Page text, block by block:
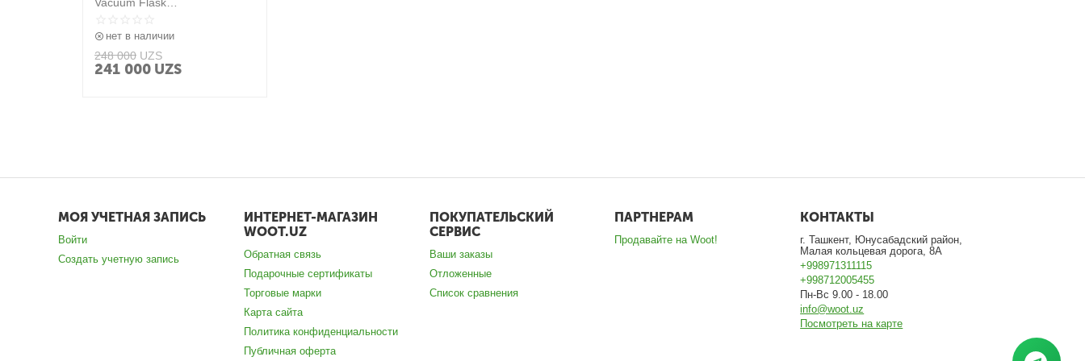
нет в наличии
248 000 UZS
241 000 UZS
МОЯ УЧЕТНАЯ ЗАПИСЬ
Войти
Создать учетную запись
ИНТЕРНЕТ-МАГАЗИН
WOOT.UZ
Обратная связь
Подарочные сертификаты
Торговые марки
Карта сайта
Политика конфиденциальности
Публичная оферта
ПОКУПАТЕЛЬСКИЙ
СЕРВИС
Ваши заказы
Отложенные
Список сравнения
ПАРТНЕРАМ
Продавайте на Woot!
КОНТАКТЫ
г. Ташкент, Юнусабадский район,
Малая кольцевая дорога, 8А
+998971311115
+998712005455
Пн-Вс 9.00 - 18.00
info@woot.uz
Посмотреть на карте